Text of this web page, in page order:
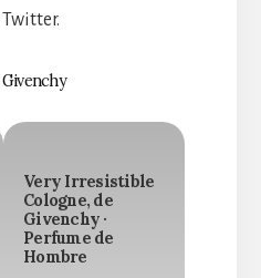
Very Irresistible
Cologne, de
Givenchy ·
Perfume de
Hombre